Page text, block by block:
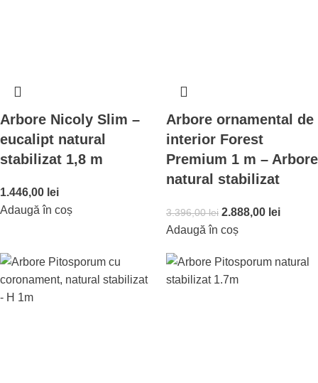
Arbore Nicoly Slim –
eucalipt natural
stabilizat 1,8 m
1.446,00 lei
Adaugă în coș
Arbore ornamental de
interior Forest
Premium 1 m – Arbore
natural stabilizat
3.396,00lei 2.888,00 lei
Adaugă în coș